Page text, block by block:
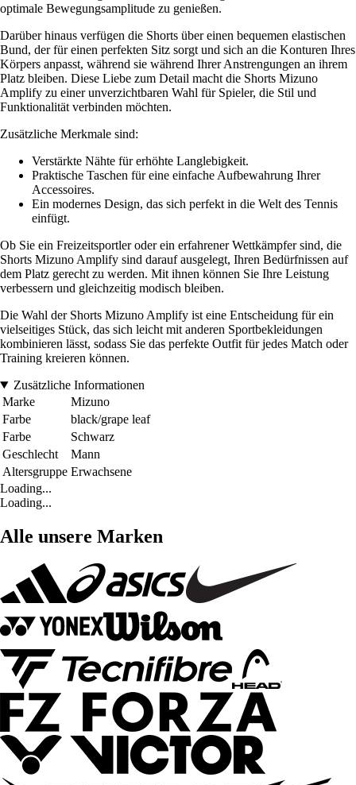
optimale Bewegungsamplitude zu genießen.
Darüber hinaus verfügen die Shorts über einen bequemen elastischen
Bund, der für einen perfekten Sitz sorgt und sich an die Konturen Ihres
Körpers anpasst, während sie während Ihrer Anstrengungen an ihrem
Platz bleiben. Diese Liebe zum Detail macht die Shorts Mizuno
Amplify zu einer unverzichtbaren Wahl für Spieler, die Stil und
Funktionalität verbinden möchten.
Zusätzliche Merkmale sind:
Verstärkte Nähte für erhöhte Langlebigkeit.
Praktische Taschen für eine einfache Aufbewahrung Ihrer
Accessoires.
Ein modernes Design, das sich perfekt in die Welt des Tennis
einfügt.
Ob Sie ein Freizeitsportler oder ein erfahrener Wettkämpfer sind, die
Shorts Mizuno Amplify sind darauf ausgelegt, Ihren Bedürfnissen auf
dem Platz gerecht zu werden. Mit ihnen können Sie Ihre Leistung
verbessern und gleichzeitig modisch bleiben.
Die Wahl der Shorts Mizuno Amplify ist eine Entscheidung für ein
vielseitiges Stück, das sich leicht mit anderen Sportbekleidungen
kombinieren lässt, sodass Sie das perfekte Outfit für jedes Match oder
Training kreieren können.
Zusätzliche Informationen
Marke
Mizuno
Farbe
black/grape leaf
Farbe
Schwarz
Geschlecht
Mann
Altersgruppe Erwachsene
Loading...
Loading...
Alle unsere Marken